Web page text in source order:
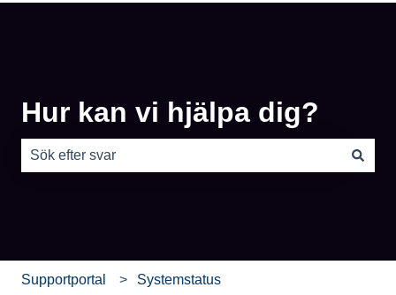
Hur kan vi hjälpa dig?
Supportportal Systemstatus